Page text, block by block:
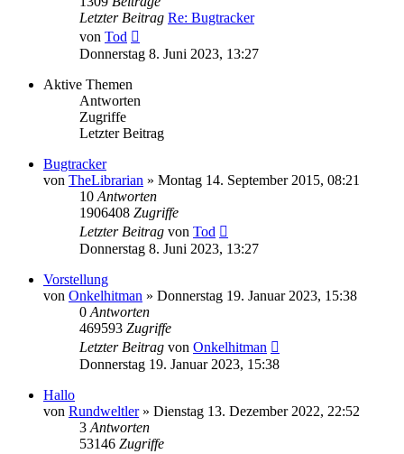
Letzter Beitrag Re: Bugtracker
von Tod
Beitrag
Donnerstag 8. Juni 2023, 13:27
Aktive Themen
Antworten
Zugriffe
Letzter Beitrag
Bugtracker
von TheLibrarian » Montag 14. September 2015, 08:21
10 Antworten
1906408 Zugriffe
Letzter Beitrag von Tod
Donnerstag 8. Juni 2023, 13:27
Vorstellung
von Onkelhitman » Donnerstag 19. Januar 2023, 15:38
0 Antworten
469593 Zugriffe
Letzter Beitrag von Onkelhitman
Donnerstag 19. Januar 2023, 15:38
Hallo
von Rundweltler» Dienstag 13. Dezember 2022, 22:52
3 Antworten
53146 Zugriffe